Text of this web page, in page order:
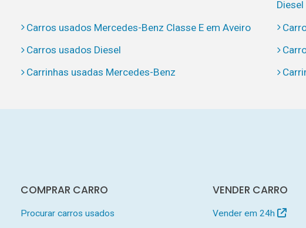
Diesel
Carros usados Mercedes-Benz Classe E em Aveiro
Carros usados Diesel
Carrinhas usadas Mercedes-Benz
COMPRAR CARRO
Procurar carros usados
VENDER CARRO
Vender em 24h